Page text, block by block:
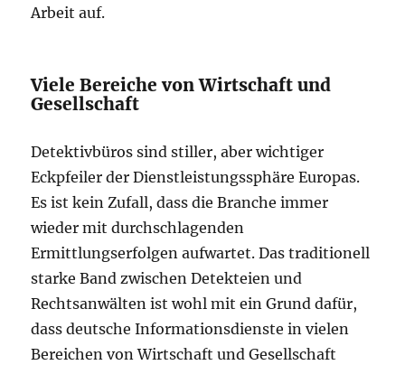
Arbeit auf.
Viele Bereiche von Wirtschaft und
Gesellschaft
Detektivbüros sind stiller, aber wichtiger
Eckpfeiler der Dienstleistungssphäre Europas.
Es ist kein Zufall, dass die Branche immer
wieder mit durchschlagenden
Ermittlungserfolgen aufwartet. Das traditionell
starke Band zwischen Detekteien und
Rechtsanwälten ist wohl mit ein Grund dafür,
dass deutsche Informationsdienste in vielen
Bereichen von Wirtschaft und Gesellschaft